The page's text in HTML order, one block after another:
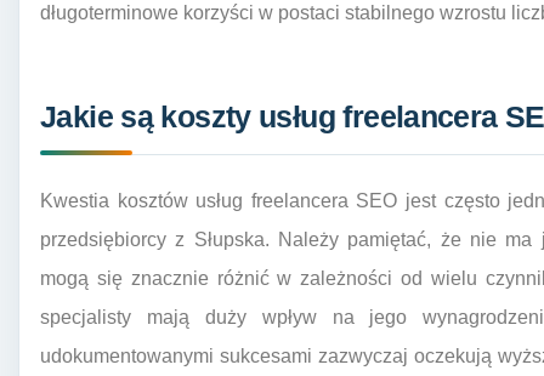
długoterminowe korzyści w postaci stabilnego wzrostu
Jakie są koszty usług freelancera
Kwestia kosztów usług freelancera SEO jest często
przedsiębiorcy z Słupska. Należy pamiętać, że nie
mogą się znacznie różnić w zależności od wielu
specjalisty mają duży wpływ na jego
udokumentowanymi sukcesami zazwyczaj oczekują